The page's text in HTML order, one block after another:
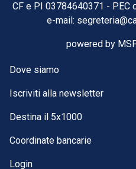
CF e PI 03784640371 - PEC
e-mail:
powered by
Dove siamo
Iscriviti alla newsletter
Destina il 5x1000
Coordinate bancarie
Login